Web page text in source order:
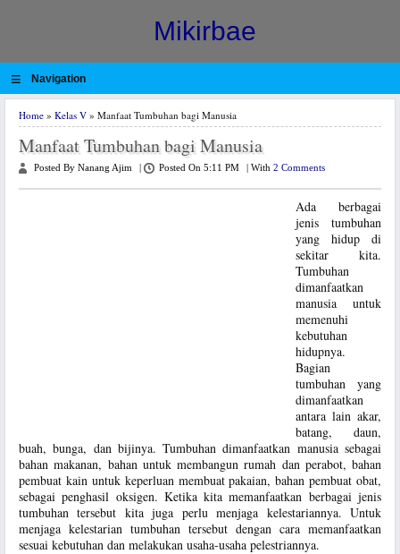
Mikirbae
≡ Navigation
Home » Kelas V » Manfaat Tumbuhan bagi Manusia
Manfaat Tumbuhan bagi Manusia
Posted By Nanang Ajim Posted On 5:11 PM With 2 Comments
Ada berbagai
jenis tumbuhan
yang hidup di
sekitar kita.
Tumbuhan
dimanfaatkan
manusia untuk
memenuhi
kebutuhan
hidupnya.
Bagian
tumbuhan yang
dimanfaatkan
antara lain akar,
batang, daun,
buah, bunga, dan bijinya. Tumbuhan dimanfaatkan manusia sebagai
bahan makanan, bahan untuk membangun rumah dan perabot, bahan
pembuat kain untuk keperluan membuat pakaian, bahan pembuat obat,
sebagai penghasil oksigen. Ketika kita memanfaatkan berbagai jenis
tumbuhan tersebut kita juga perlu menjaga kelestariannya. Untuk
menjaga kelestarian tumbuhan tersebut dengan cara memanfaatkan
sesuai kebutuhan dan melakukan usaha-usaha pelestriannya.